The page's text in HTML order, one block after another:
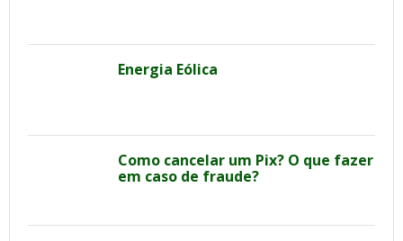
Energia Eólica
Como cancelar um Pix? O que fazer
em caso de fraude?